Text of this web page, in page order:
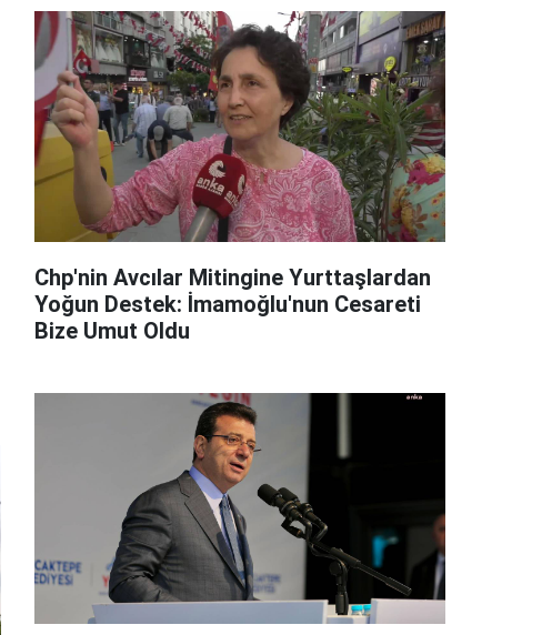
Chp'nin Avcılar Mitingine Yurttaşlardan
Yoğun Destek: İmamoğlu'nun Cesareti
Bize Umut Oldu